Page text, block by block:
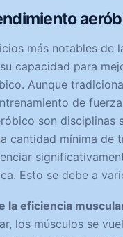
más notables de
capacidad para
Aunque
de
son disciplinas
cantidad mínima de
Esto se debe a
la eficiencia
los músculos se